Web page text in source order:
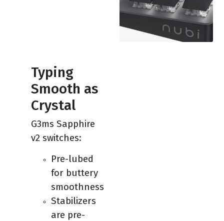
Typing
Smooth as
Crystal
G3ms Sapphire
v2 switches:
Pre-lubed
for buttery
smoothness
Stabilizers
are pre-